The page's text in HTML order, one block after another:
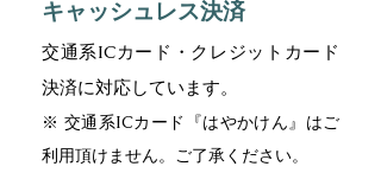
キャッシュレス決済
交通系ICカード・クレジットカード
決済に対応しています。
※ 交通系ICカード『はやかけん』はご
利用頂けません。ご了承ください。